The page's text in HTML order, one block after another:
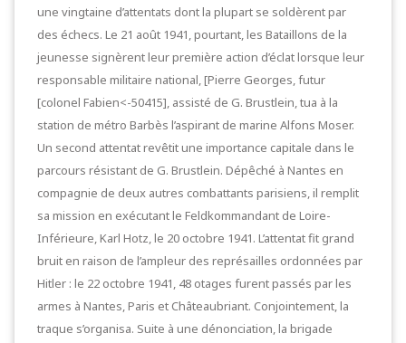
une vingtaine d’attentats dont la plupart se soldèrent par
des échecs. Le 21 août 1941, pourtant, les Bataillons de la
jeunesse signèrent leur première action d’éclat lorsque leur
responsable militaire national, [Pierre Georges, futur
[colonel Fabien<-50415], assisté de G. Brustlein, tua à la
station de métro Barbès l’aspirant de marine Alfons Moser.
Un second attentat revêtit une importance capitale dans le
parcours résistant de G. Brustlein. Dépêché à Nantes en
compagnie de deux autres combattants parisiens, il remplit
sa mission en exécutant le Feldkommandant de Loire-
Inférieure, Karl Hotz, le 20 octobre 1941. L’attentat fit grand
bruit en raison de l’ampleur des représailles ordonnées par
Hitler : le 22 octobre 1941, 48 otages furent passés par les
armes à Nantes, Paris et Châteaubriant. Conjointement, la
traque s’organisa. Suite à une dénonciation, la brigade